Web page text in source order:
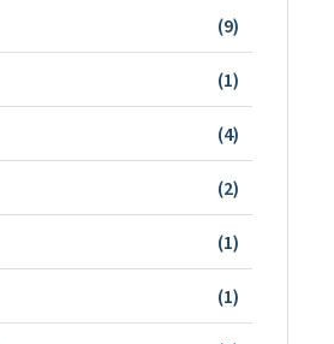
(9)
(1)
(4)
(2)
(1)
(1)